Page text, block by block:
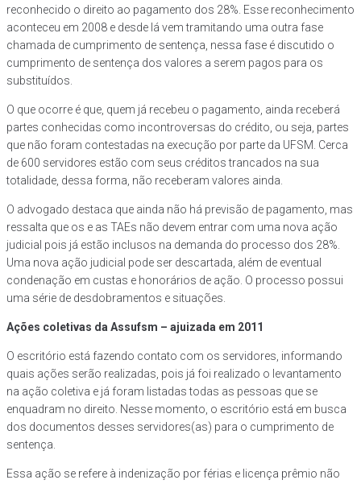
reconhecido o direito ao pagamento dos 28%. Esse reconhecimento
aconteceu em 2008 e desde lá vem tramitando uma outra fase
chamada de cumprimento de sentença, nessa fase é discutido o
cumprimento de sentença dos valores a serem pagos para os
substituídos.
O que ocorre é que, quem já recebeu o pagamento, ainda receberá
partes conhecidas como incontroversas do crédito, ou seja, partes
que não foram contestadas na execução por parte da UFSM. Cerca
de 600 servidores estão com seus créditos trancados na sua
totalidade, dessa forma, não receberam valores ainda.
O advogado destaca que ainda não há previsão de pagamento, mas
ressalta que os e as TAEs não devem entrar com uma nova ação
judicial pois já estão inclusos na demanda do processo dos 28%.
Uma nova ação judicial pode ser descartada, além de eventual
condenação em custas e honorários de ação. O processo possui
uma série de desdobramentos e situações.
Ações coletivas da Assufsm – ajuizada em 2011
O escritório está fazendo contato com os servidores, informando
quais ações serão realizadas, pois já foi realizado o levantamento
na ação coletiva e já foram listadas todas as pessoas que se
enquadram no direito. Nesse momento, o escritório está em busca
dos documentos desses servidores(as) para o cumprimento de
sentença.
Essa ação se refere à indenização por férias e licença prêmio não